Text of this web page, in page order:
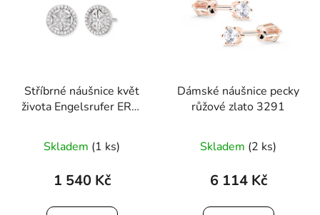
Stříbrné náušnice květ
života Engelsrufer ERE-
Skladem (1 ks)
1 540 Kč
Dámské náušnice pecky
růžové zlato 3291
Skladem (2 ks)
6 114 Kč